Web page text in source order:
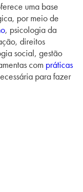
uma base
por meio de
, psicologia da
direitos
social, gestão
com práticas
para fazer